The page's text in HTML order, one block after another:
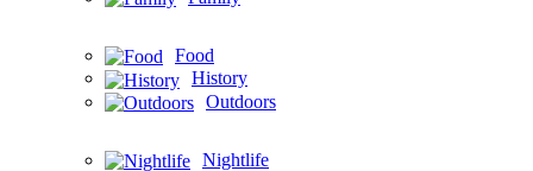
Food
History
Outdoors
Nightlife